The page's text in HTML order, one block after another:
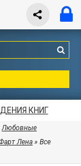
КНИГ
Любовные
Лена » Все